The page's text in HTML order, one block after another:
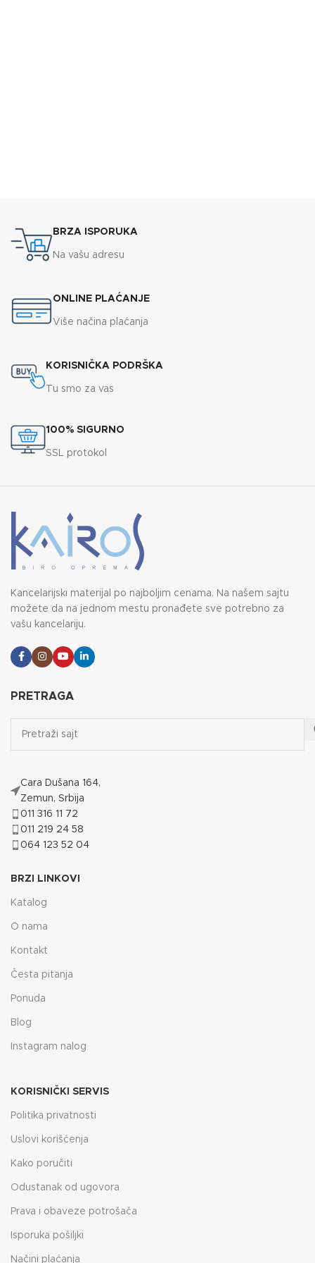
BRZA ISPORUKA
Na vašu adresu
ONLINE PLAĆANJE
Više načina plaćanja
KORISNIČKA PODRŠKA
Tu smo za vas
100% SIGURNO
SSL protokol
Kancelarijski materijal po najboljim cenama. Na našem sajtu
možete da na jednom mestu pronađete sve potrebno za
vašu kancelariju.
PRETRAGA
Cara Dušana 164,
Zemun, Srbija
011 316 11 72
011 219 24 58
064 123 52 04
BRZI LINKOVI
Katalog
O nama
Kontakt
Česta pitanja
Ponuda
Blog
Instagram nalog
KORISNIČKI SERVIS
Politika privatnosti
Uslovi korišćenja
Kako poručiti
Odustanak od ugovora
Prava i obaveze potrošača
Isporuka pošiljki
Načini plaćanja